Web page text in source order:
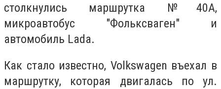
столкнулись маршрутка №40А,
микроавтобус "Фольксваген" и
автомобиль Lada.
Как стало известно, Volkswagen въехал в
маршрутку, которая двигалась по ул.